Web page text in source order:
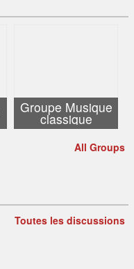
Groupe Musique
classique
All Groups
Toutes les discussions